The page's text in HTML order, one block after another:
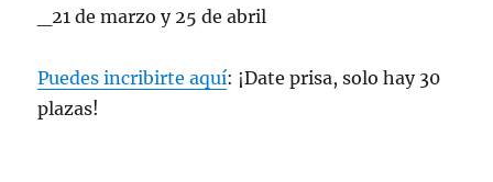
_21 de marzo y 25 de abril
Puedes incribirte aquí: ¡Date prisa, solo hay 30
plazas!